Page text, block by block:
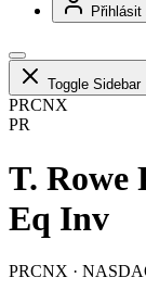
Přihlásit
Toggle Sidebar
PRCNX
PR
T. Rowe
Eq Inv
PRCNX ·